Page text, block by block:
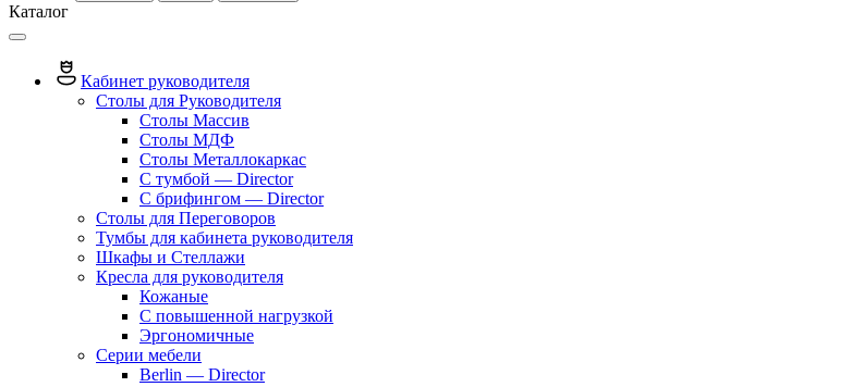
Каталог
Кабинет руководителя
Столы для Руководителя
Столы Массив
Столы МДФ
Столы Металлокаркас
С тумбой — Director
C брифингом — Director
Столы для Переговоров
Тумбы для кабинета руководителя
Шкафы и Стеллажи
Кресла для руководителя
Кожаные
С повышенной нагрузкой
Эргономичные
Серии мебели
Berlin — Director